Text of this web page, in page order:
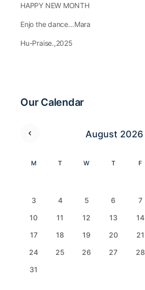
HAPPY NEW MONTH
Enjo the dance…Mara
Hu-Praise.,2025
Our Calendar
August 2026
M T W T F
3
4 5 6 7
10
11 12 13 14
17
18 19 20 21
24
25 26 27 28
31